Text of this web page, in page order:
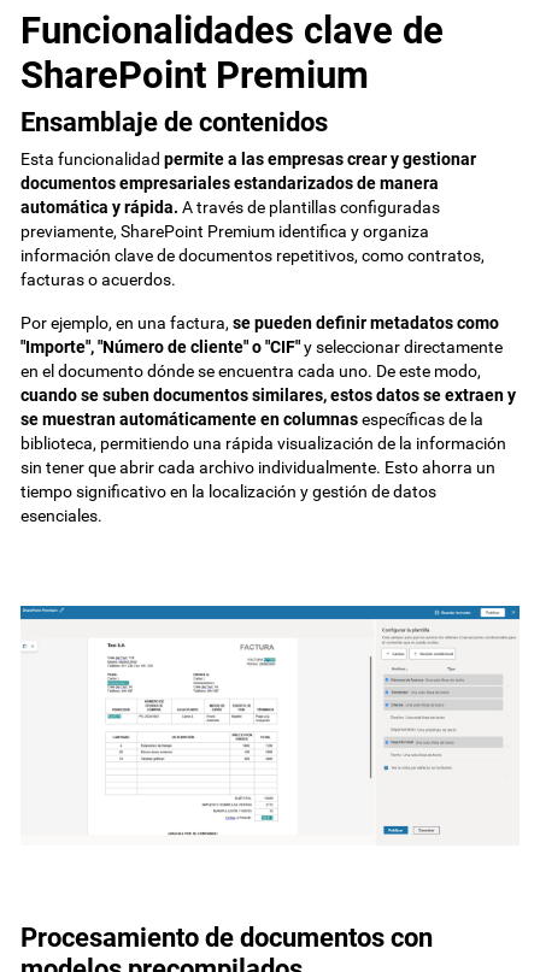
Funcionalidades clave de
SharePoint Premium
Ensamblaje de contenidos
Esta funcionalidad permite a las empresas crear y gestionar
documentos empresariales estandarizados de manera
automática y rápida. A través de plantillas configuradas
previamente, SharePoint Premium identifica y organiza
información clave de documentos repetitivos, como contratos,
facturas o acuerdos.
Por ejemplo, en una factura,se pueden definir metadatos como
"Importe", "Número de cliente" o "CIF"y seleccionar directamente
en el documento dónde se encuentra cada uno. De este modo,
cuando se suben documentos similares, estos datos se extraen y
se muestran automáticamente en columnasespecíficas de la
biblioteca, permitiendo una rápida visualización de la información
sin tener que abrir cada archivo individualmente. Esto ahorra un
tiempo significativo en la localización y gestión de datos
esenciales.
Procesamiento de documentos con